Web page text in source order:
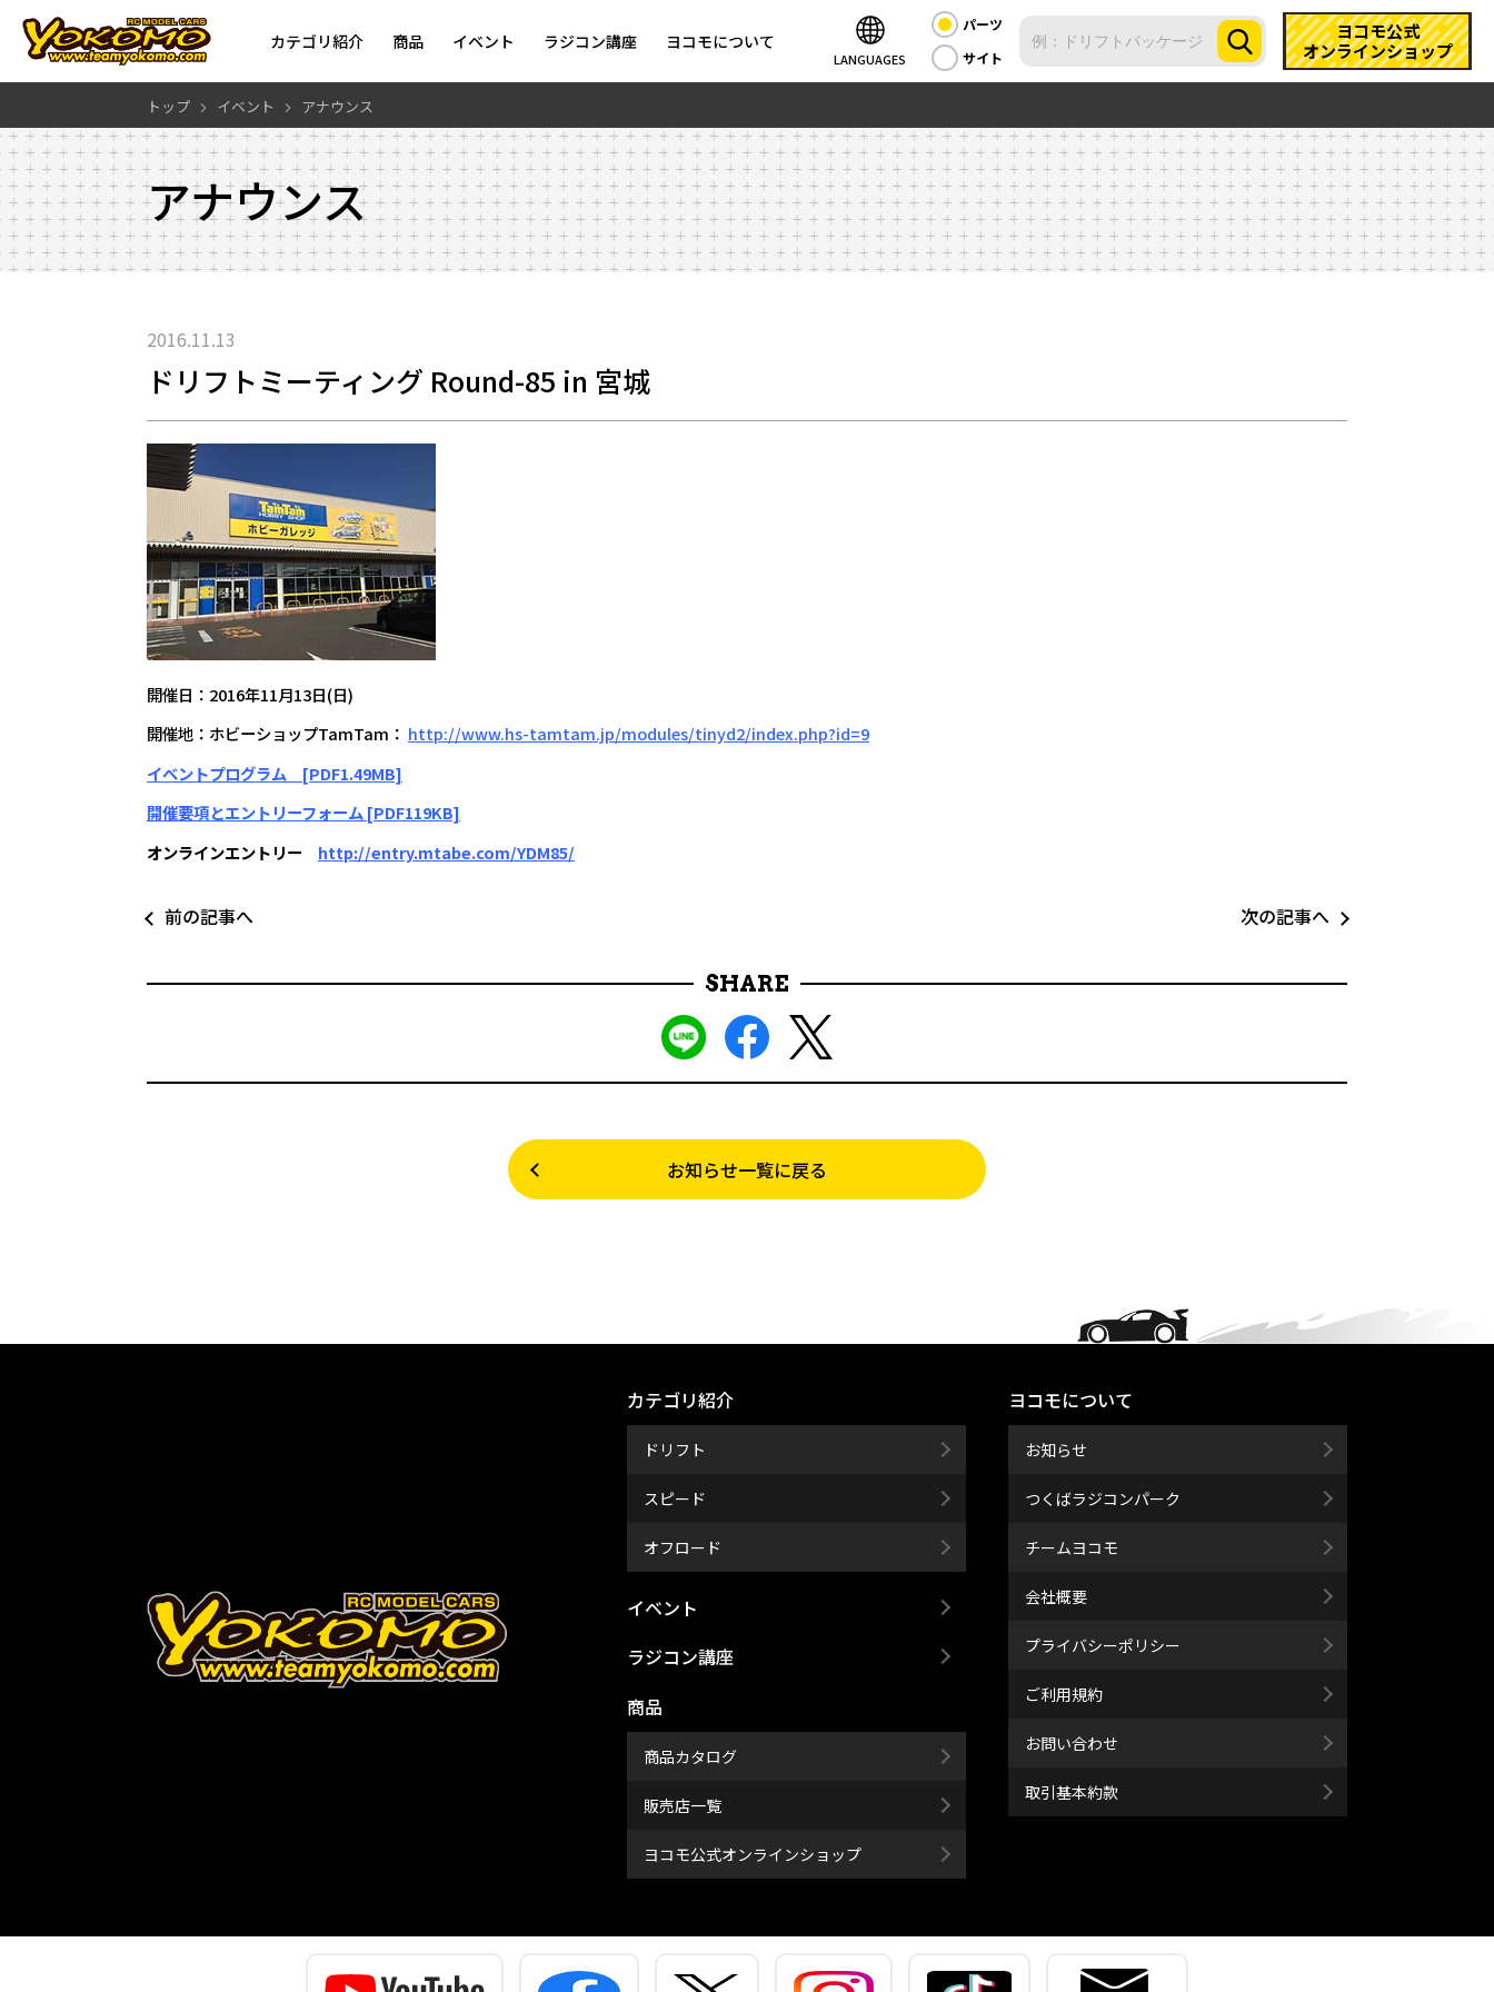
カテゴリ紹介 商品 イベント ラジコン講座 ヨコモについて
LANGUAGES
パーツ
サイト
ヨコモ公式
オンラインショップ
トップ イベント アナウンス
アナウンス
2016.11.13
ドリフトミーティング Round-85 in 宮城
開催日：2016年11月13日(日)
開催地：ホビーショップTamTam： http://www.hs-tamtam.jp/modules/tinyd2/index.php?id=9
イベントプログラム [PDF1.49MB]
開催要項とエントリーフォーム [PDF119KB]
オンラインエントリー http://entry.mtabe.com/YDM85/
前の記事へ 次の記事へ
SHARE
お知らせ一覧に戻る
カテゴリ紹介
ドリフト
スピード
オフロード
イベント
ラジコン講座
商品
商品カタログ
販売店一覧
ヨコモ公式オンラインショップ
ヨコモについて
お知らせ
つくばラジコンパーク
チームヨコモ
会社概要
プライバシーポリシー
ご利用規約
お問い合わせ
取引基本約款